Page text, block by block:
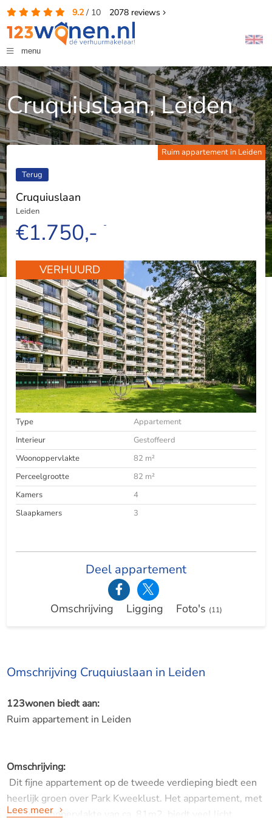
9.2/ 10 2078reviews
menu
Cruquiuslaan, Leiden
Ruim appartement in Leiden
Terug
Cruquiuslaan
Leiden
€1.750,- -
VERHUURD
Type
Appartement
Interieur
Gestoffeerd
Woonoppervlakte
82 m²
Perceelgrootte
82 m²
Kamers
4
Slaapkamers
3
Deel appartement
Omschrijving Ligging Foto's (11)
Omschrijving Cruquiuslaan in Leiden
123wonen biedt aan:
Ruim appartement in Leiden
Omschrijving:
Dit fijne appartement op de tweede verdieping biedt een
heerlijk groen over Park Kweeklust. Het appartement, met
een woonoppervlakte van ca. 81m2, biedt veel licht,
Lees meer